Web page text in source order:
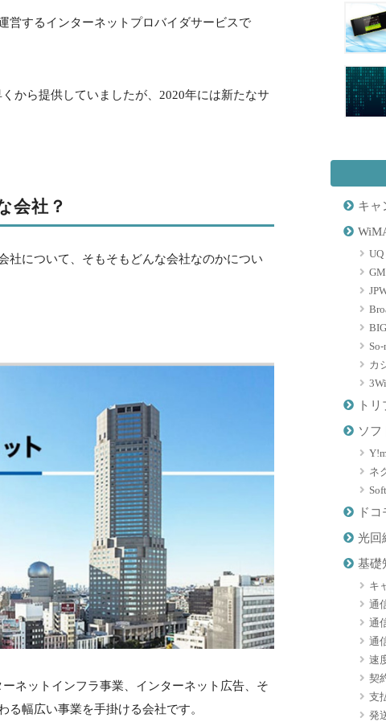
営するインターネットプロバイダサービスで
から提供していましたが、2020年には新たなサ
会社？
社について、そもそもどんな会社なのかについ
ネットインフラ事業、インターネット広告、そ
幅広い事業を手掛ける会社です。
キャ
カ
ト
ソフ
ネ
ド
光回
基礎
キ
通
通
通
速
契
支
発